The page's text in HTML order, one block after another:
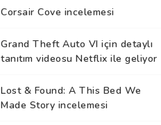
Corsair Cove incelemesi
Grand Theft Auto VI için detaylı
tanıtım videosu Netflix ile geliyor
Lost & Found: A This Bed We
Made Story incelemesi